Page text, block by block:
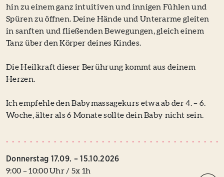
hin zu einem ganz intuitiven und innigen Fühlen und
Spüren zu öffnen. Deine Hände und Unterarme gleiten
in sanften und fließenden Bewegungen, gleich einem
Tanz über den Körper deines Kindes.
Die Heilkraft dieser Berührung kommt aus deinem
Herzen.
Ich empfehle den Babymassagekurs etwa ab der 4. – 6.
Woche, älter als 6 Monate sollte dein Baby nicht sein.
Donnerstag 17.09. – 15.10.2026
9:00 – 10:00 Uhr / 5x 1h